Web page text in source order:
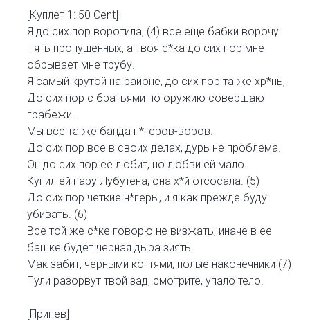
[Куплет 1: 50 Cent]
Я до сих пор воротила, (4) все еще бабки ворочу.
Пять пропущенных, а твоя с*ка до сих пор мне
обрывает мне трубу.
Я самый крутой на районе, до сих пор та же хр*нь,
До сих пор с братьями по оружию совершаю
грабежи.
Мы все та же банда н*геров-воров.
До сих пор все в своих делах, дурь не проблема.
Он до сих пор ее любит, но любви ей мало.
Купил ей пару Лубутена, она х*й отсосала. (5)
До сих пор четкие н*геры, и я как прежде буду
убивать. (6)
Все той же с*ке говорю не визжать, иначе в ее
башке будет черная дыра зиять.
Мак забит, черными когтями, полые наконечники (7)
Пули разорвут твой зад, смотрите, упало тело.
[Припев]